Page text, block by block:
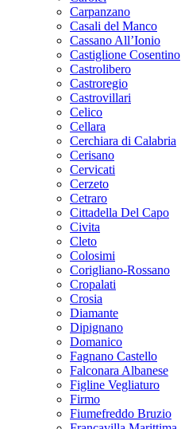
Carpanzano
Casali del Manco
Cassano All’Ionio
Castiglione Cosentino
Castrolibero
Castroregio
Castrovillari
Celico
Cellara
Cerchiara di Calabria
Cerisano
Cervicati
Cerzeto
Cetraro
Cittadella Del Capo
Civita
Cleto
Colosimi
Corigliano-Rossano
Cropalati
Crosia
Diamante
Dipignano
Domanico
Fagnano Castello
Falconara Albanese
Figline Vegliaturo
Firmo
Fiumefreddo Bruzio